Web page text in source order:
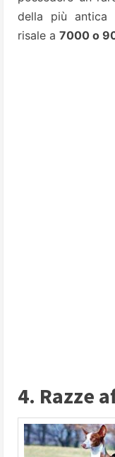
della più antica
risale a 7000 o
4. Razze